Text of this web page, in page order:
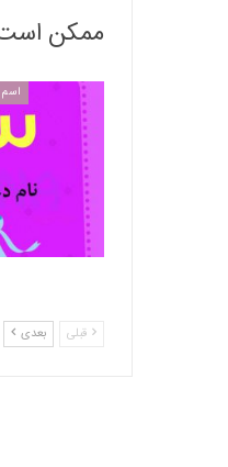
ممکن
قبلی بعدی